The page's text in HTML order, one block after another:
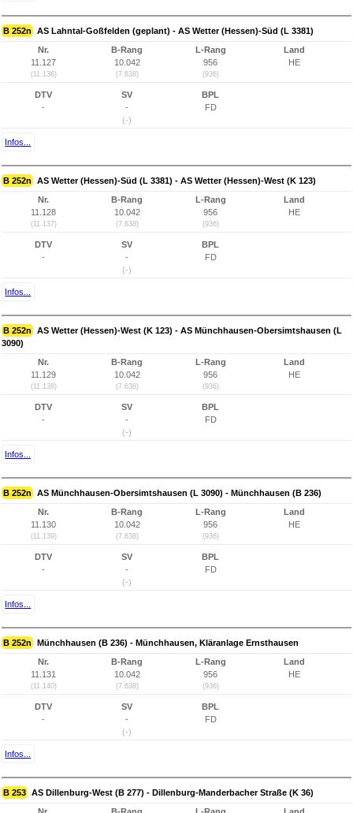
B 252n AS Lahntal-Goßfelden (geplant) - AS Wetter (Hessen)-Süd (L 3381)
Nr.
11.127
(11.136)
B-Rang
10.042
(7.638)
L-Rang
956
(936)
Land
HE
DTV
-
SV
-
(-)
BPL
FD
Infos...
B 252n AS Wetter (Hessen)-Süd (L 3381) - AS Wetter (Hessen)-West (K 123)
Nr.
11.128
(11.137)
B-Rang
10.042
(7.638)
L-Rang
956
(936)
Land
HE
DTV
-
SV
-
(-)
BPL
FD
Infos...
B 252n
AS Wetter (Hessen)-West (K 123) - AS Münchhausen-Obersimtshausen (L
3090)
Nr.
11.129
(11.138)
B-Rang
10.042
(7.638)
L-Rang
956
(936)
Land
HE
DTV
-
SV
-
(-)
BPL
FD
Infos...
B 252n AS Münchhausen-Obersimtshausen (L 3090) - Münchhausen (B 236)
Nr.
11.130
(11.139)
B-Rang
10.042
(7.638)
L-Rang
956
(936)
Land
HE
DTV
-
SV
-
(-)
BPL
FD
Infos...
B 252n Münchhausen (B 236) - Münchhausen, Kläranlage Ernsthausen
Nr.
11.131
(11.140)
B-Rang
10.042
(7.638)
L-Rang
956
(936)
Land
HE
DTV
-
SV
-
(-)
BPL
FD
Infos...
B 253 AS Dillenburg-West (B 277) - Dillenburg-Manderbacher Straße (K 36)